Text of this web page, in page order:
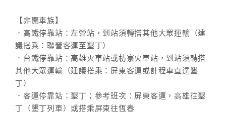
【非開車族】
．高鐵停靠站：左營站，到站須轉搭其他大眾運輸（建
議搭乘：聯營客運至墾丁）
．台鐵停靠站：高雄火車站或枋寮火車站，到站須轉搭
其他大眾運輸（建議搭乘：屏東客運或計程車直達墾
丁）
．客運停靠站：墾丁；參考班次：屏東客運，高雄往墾
丁（墾丁列車）或搭乘屏東往恆春